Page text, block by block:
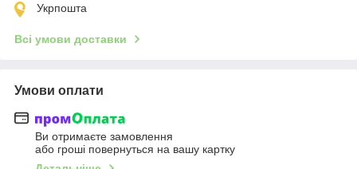
Укрпошта
Всі умови доставки
Умови оплати
Ви отримаєте замовлення
або гроші повернуться на вашу картку